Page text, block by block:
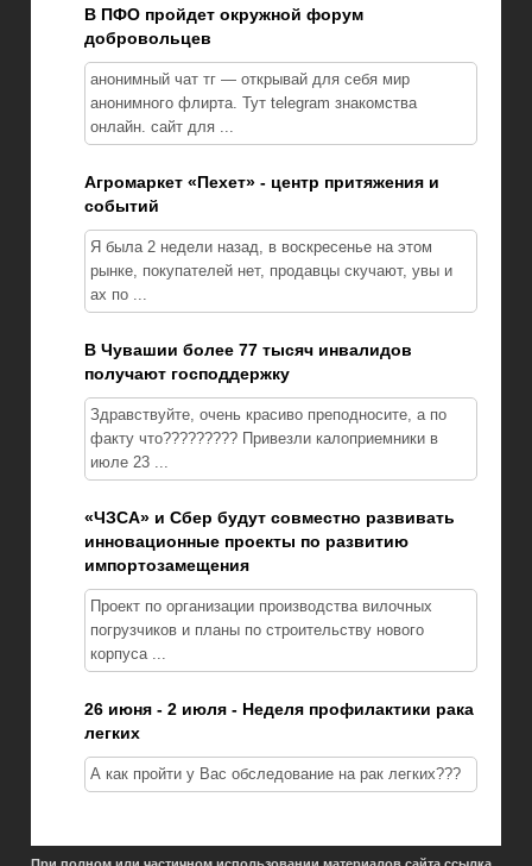
В ПФО пройдет окружной форум
добровольцев
анонимный чат тг — открывай для себя мир
анонимного флирта. Тут telegram знакомства
онлайн. сайт для ...
Агромаркет «Пехет» - центр притяжения и
событий
Я была 2 недели назад, в воскресенье на этом
рынке, покупателей нет, продавцы скучают, увы и
ах по ...
В Чувашии более 77 тысяч инвалидов
получают господдержку
Здравствуйте, очень красиво преподносите, а по
факту что????????? Привезли калоприемники в
июле 23 ...
«ЧЗСА» и Сбер будут совместно развивать
инновационные проекты по развитию
импортозамещения
Проект по организации производства вилочных
погрузчиков и планы по строительству нового
корпуса ...
26 июня - 2 июля - Неделя профилактики рака
легких
А как пройти у Вас обследование на рак легких???